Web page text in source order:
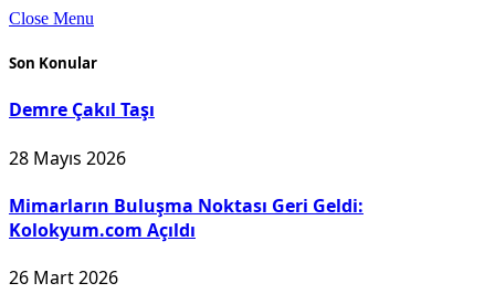
Close Menu
Son Konular
Demre Çakıl Taşı
28 Mayıs 2026
Mimarların Buluşma Noktası Geri Geldi:
Kolokyum.com Açıldı
26 Mart 2026